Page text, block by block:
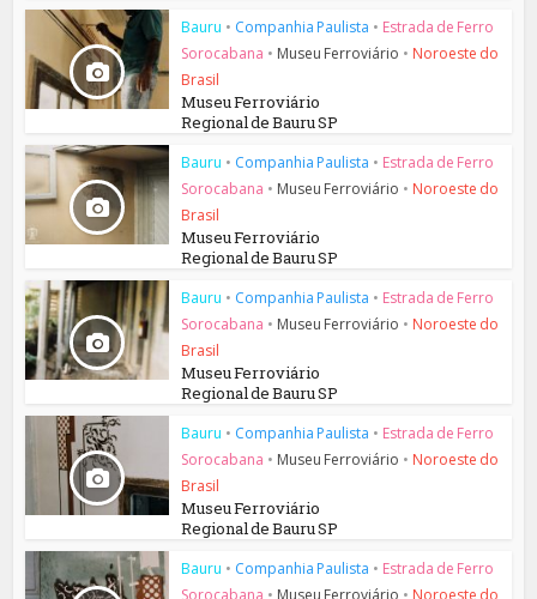
Bauru • Companhia Paulista • Estrada de Ferro
Sorocabana • Museu Ferroviário • Noroeste do
Brasil
Museu Ferroviário
Regional de Bauru SP
Bauru • Companhia Paulista • Estrada de Ferro
Sorocabana • Museu Ferroviário • Noroeste do
Brasil
Museu Ferroviário
Regional de Bauru SP
Bauru • Companhia Paulista • Estrada de Ferro
Sorocabana • Museu Ferroviário • Noroeste do
Brasil
Museu Ferroviário
Regional de Bauru SP
Bauru • Companhia Paulista • Estrada de Ferro
Sorocabana • Museu Ferroviário • Noroeste do
Brasil
Museu Ferroviário
Regional de Bauru SP
Bauru • Companhia Paulista • Estrada de Ferro